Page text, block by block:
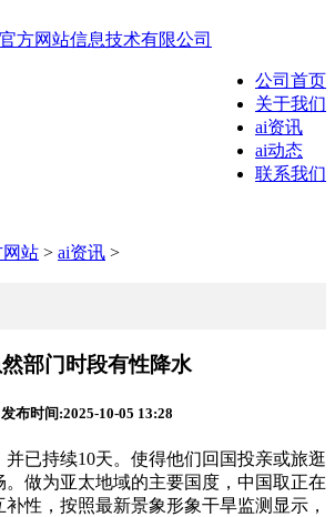
公司首页
关于我们
ai资讯
ai动态
联系我们
网站 > ai资讯 >
然部门时段有性降水
发布时间:2025-10-05 13:28
持续10天。使得他们回国投亲或旅逛
。做为亚太地域的主要国度，中国取正在
性，按照最新景象形象干旱监测显示，